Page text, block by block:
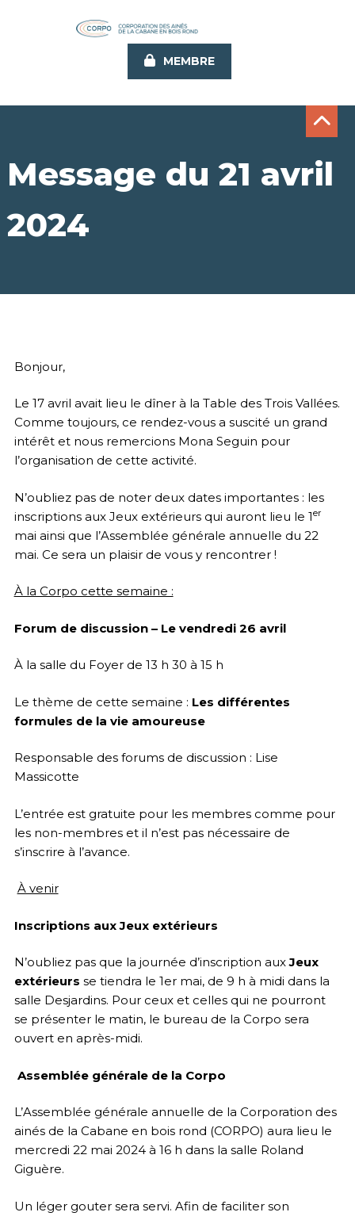
MEMBRE
Message du 21 avril
2024
Bonjour,
Le 17 avril avait lieu le dîner à la Table des Trois Vallées.
Comme toujours, ce rendez-vous a suscité un grand
intérêt et nous remercions Mona Seguin pour
l’organisation de cette activité.
N’oubliez pas de noter deux dates importantes : les
inscriptions aux Jeux extérieurs qui auront lieu le 1er
mai ainsi que l’Assemblée générale annuelle du 22
mai. Ce sera un plaisir de vous y rencontrer !
À la Corpo cette semaine :
Forum de discussion – Le vendredi 26 avril
À la salle du Foyer de 13 h 30 à 15 h
Le thème de cette semaine : Les différentes
formules de la vie amoureuse
Responsable des forums de discussion : Lise
Massicotte
L’entrée est gratuite pour les membres comme pour
les non-membres et il n’est pas nécessaire de
s’inscrire à l’avance.
À venir
Inscriptions aux Jeux extérieurs
N’oubliez pas que la journée d’inscription auxJeux
extérieurs se tiendra le 1er mai, de 9 h à midi dans la
salle Desjardins. Pour ceux et celles qui ne pourront
se présenter le matin, le bureau de la Corpo sera
ouvert en après-midi.
Assemblée générale de la Corpo
L’Assemblée générale annuelle de la Corporation des
ainés de la Cabane en bois rond (CORPO) aura lieu le
mercredi 22 mai 2024 à 16 h dans la salle Roland
Giguère.
Un léger gouter sera servi. Afin de faciliter son